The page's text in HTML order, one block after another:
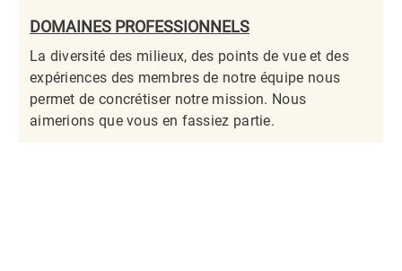
DOMAINES PROFESSIONNELS
La diversité des milieux, des points de vue et des
expériences des membres de notre équipe nous
permet de concrétiser notre mission. Nous
aimerions que vous en fassiez partie.​​​​​​​